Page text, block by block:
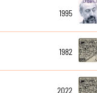
1995
1982
2022